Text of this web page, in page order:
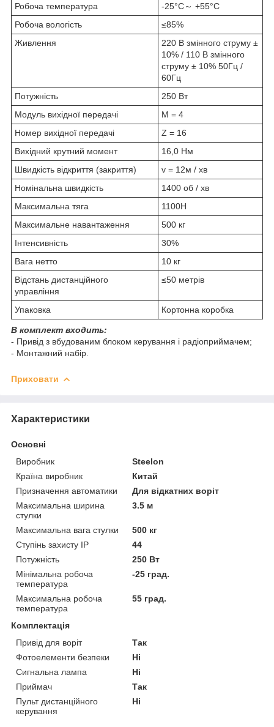
Робоча температура
-25°C～ +55°C
Робоча вологість
≤85%
Живлення
220 В змінного струму ±
10% / 110 В змінного
струму ± 10% 50Гц /
60Гц
Потужність
250 Вт
Модуль вихідної передачі
M = 4
Номер вихідної передачі
Z = 16
Вихідний крутний момент
16,0 Нм
Швидкість відкриття (закриття)
v = 12м / хв
Номінальна швидкість
1400 об / хв
Максимальна тяга
1100Н
Максимальне навантаження
500 кг
Інтенсивність
30%
Вага нетто
10 кг
Відстань дистанційного
управління
≤50 метрів
Упаковка Кортонна коробка
В комплект входить:
- Привід з вбудованим блоком керування і радіоприймачем;
- Монтажний набір.
Приховати
Характеристики
Основні
Виробник
Steelon
Країна виробник
Китай
Призначення автоматики
Для відкатних воріт
Максимальна ширина
стулки
3.5 м
Максимальна вага стулки
500 кг
Ступінь захисту IP
44
Потужність
250 Вт
Мінімальна робоча
температура
-25 град.
Максимальна робоча
температура
55 град.
Комплектація
Привід для воріт
Так
Фотоелементи безпеки
Ні
Сигнальна лампа
Ні
Приймач
Так
Пульт дистанційного
керування
Ні